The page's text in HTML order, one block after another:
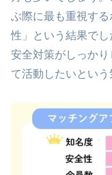
ぶ際に最も重視す
性」という結果でし
安全対策がしっか
て活動したいという